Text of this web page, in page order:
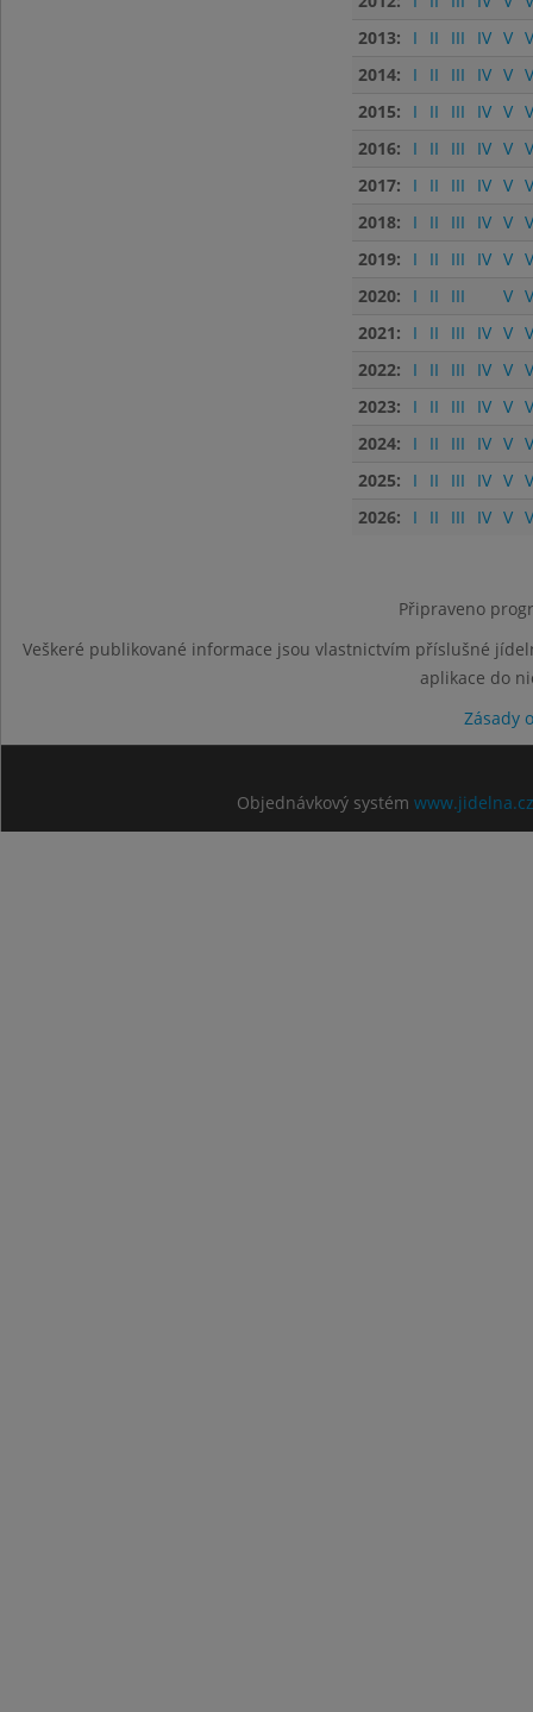
2013:
I II III IV V
2014:
I II III IV V
2015:
I II III IV V
2016:
I II III IV V
2017:
I II III IV V
2018:
I II III IV V
2019:
I II III IV V
2020:
I II III V
2021:
I II III IV V
2022:
I II III IV V
2023:
I II III IV V
2024:
I II III IV V
2025:
I II III IV V
2026:
I II III IV V
Připraveno
Veškeré publikované informace jsou vlastnictvím příslušné
aplikace do
Zásady
Objednávkový systém www.jidelna.cz